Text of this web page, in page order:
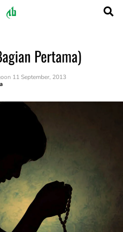
Pertama)
on 11 September, 2013